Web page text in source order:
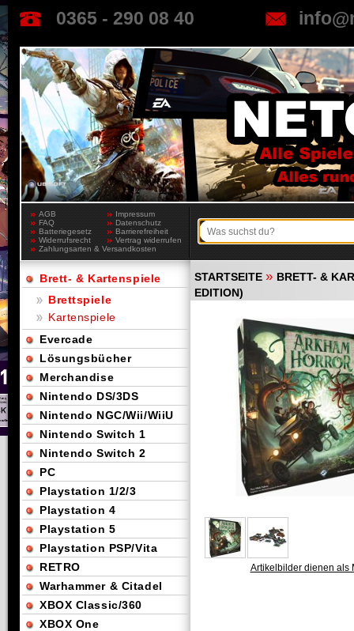
0365 - 290 08 40
AGB
Impressum
FAQ
Datenschutz
Batteriegesetz
Barrierefreiheit
Widerrufsrecht
Vertrag widerrufen
Zahlungsarten & Versandkosten
STARTSEITE » BRETT- &
EDITION)
Artikelbilder dienen als
Brett- & Kartenspiele
Brettspiele
Kartenspiele
Evercade
Lösungsbücher
Merchandise
Nintendo DS/3DS
Nintendo NGC/Wii/WiiU
Nintendo Switch 1
Nintendo Switch 2
PC
Playstation 1/2/3
Playstation 4
Playstation 5
Playstation PSP/Vita
RETRO
Warhammer & Citadel
XBOX Classic/360
XBOX One